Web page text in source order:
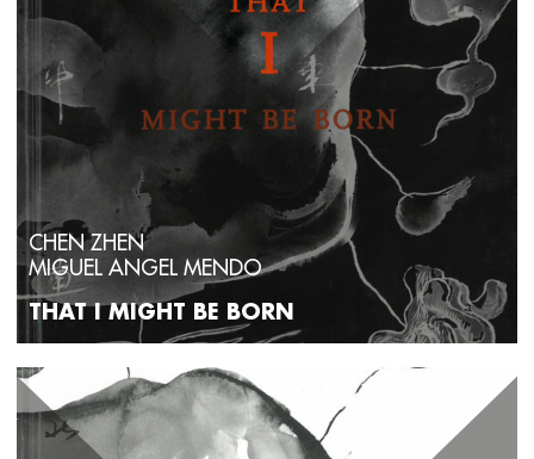
CHEN ZHEN
MIGUEL ANGEL MENDO
THAT I MIGHT BE BORN